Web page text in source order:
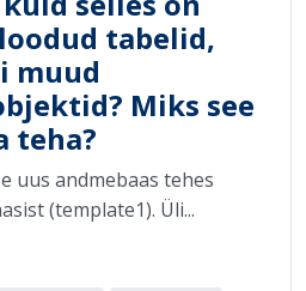
tabelid,
muud
Miks see
teha?
uus andmebaas tehes
(template1). Üli...